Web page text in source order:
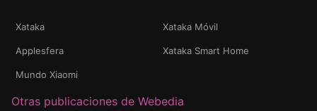
Xataka Xataka Móvil
Applesfera Xataka Smart Home
Mundo Xiaomi
Otras publicaciones de Webedia